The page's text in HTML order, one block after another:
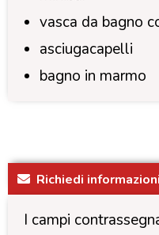
vasca da bagno
asciugacapelli
bagno in marmo
Richiedi
I campi